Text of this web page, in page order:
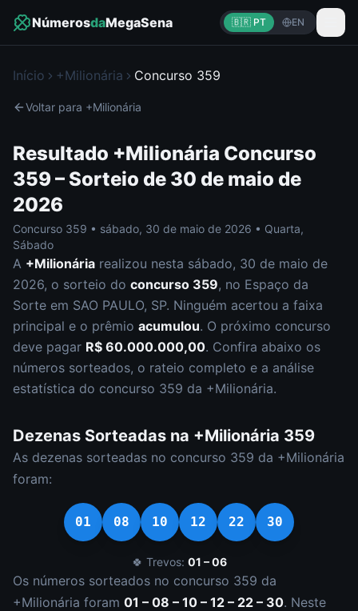
NúmerosdaMegaSena 🇧🇷 PT EN
Início +Milionária Concurso 359
Voltar para +Milionária
Resultado +Milionária Concurso
359 – Sorteio de 30 de maio de
2026
Concurso 359 • sábado, 30 de maio de 2026 • Quarta,
Sábado
A +Milionária realizou nesta sábado, 30 de maio de
2026, o sorteio do concurso 359, no Espaço da
Sorte em SAO PAULO, SP. Ninguém acertou a faixa
principal e o prêmio acumulou. O próximo concurso
deve pagar R$ 60.000.000,00. Confira abaixo os
números sorteados, o rateio completo e a análise
estatística do concurso 359 da +Milionária.
Dezenas Sorteadas na +Milionária 359
As dezenas sorteadas no concurso 359 da +Milionária
foram:
01 08 10 12 22 30
🍀 Trevos: 01 – 06
Os números sorteados no concurso 359 da
+Milionária foram 01 – 08 – 10 – 12 – 22 – 30. Neste